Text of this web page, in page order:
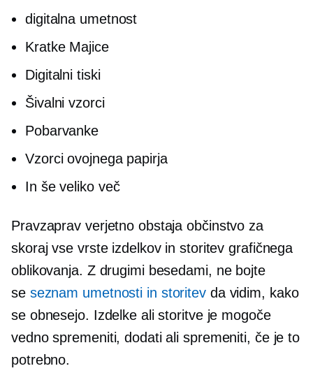
digitalna umetnost
Kratke Majice
Digitalni tiski
Šivalni vzorci
Pobarvanke
Vzorci ovojnega papirja
In še veliko več
Pravzaprav verjetno obstaja občinstvo za
skoraj vse vrste izdelkov in storitev grafičnega
oblikovanja. Z drugimi besedami, ne bojte
se seznam umetnosti in storitevda vidim, kako
se obnesejo. Izdelke ali storitve je mogoče
vedno spremeniti, dodati ali spremeniti, če je to
potrebno.